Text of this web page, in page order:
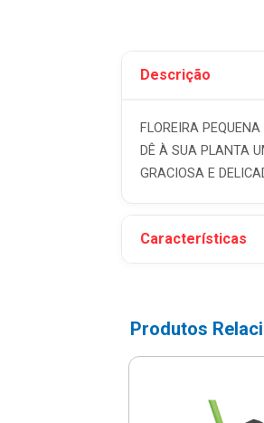
Descrição
FLOREIRA
DÊ À SUA PLANTA
GRACIOSA E
Características
Produtos